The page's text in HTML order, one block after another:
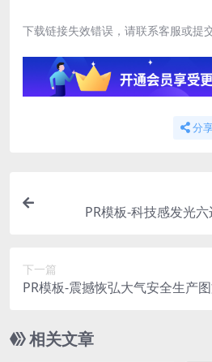
下载链接失效错误，请联系客服或提
分
PR模板-科技感发光
下一篇
PR模板-震撼恢弘大气安全生产
相关文章